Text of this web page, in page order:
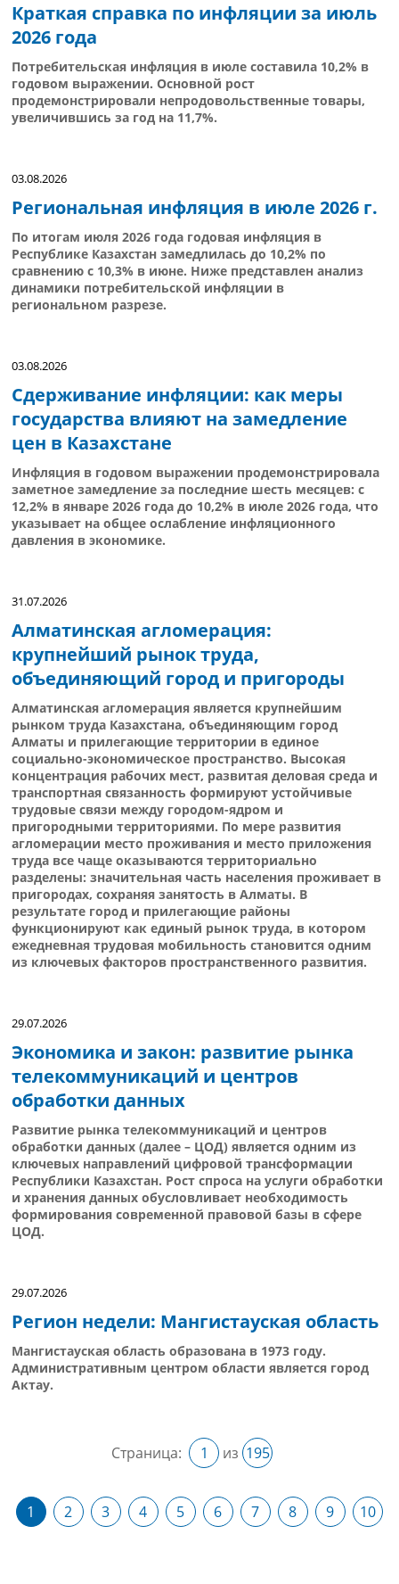
Краткая справка по инфляции за июль
2026 года
Потребительская инфляция в июле составила 10,2% в
годовом выражении. Основной рост
продемонстрировали непродовольственные товары,
увеличившись за год на 11,7%.
03.08.2026
Региональная инфляция в июле 2026 г.
По итогам июля 2026 года годовая инфляция в
Республике Казахстан замедлилась до 10,2% по
сравнению с 10,3% в июне. Ниже представлен анализ
динамики потребительской инфляции в
региональном разрезе.
03.08.2026
Сдерживание инфляции: как меры
государства влияют на замедление
цен в Казахстане
Инфляция в годовом выражении продемонстрировала
заметное замедление за последние шесть месяцев: с
12,2% в январе 2026 года до 10,2% в июле 2026 года, что
указывает на общее ослабление инфляционного
давления в экономике.
31.07.2026
Алматинская агломерация:
крупнейший рынок труда,
объединяющий город и пригороды
Алматинская агломерация является крупнейшим
рынком труда Казахстана, объединяющим город
Алматы и прилегающие территории в единое
социально-экономическое пространство. Высокая
концентрация рабочих мест, развитая деловая среда и
транспортная связанность формируют устойчивые
трудовые связи между городом-ядром и
пригородными территориями. По мере развития
агломерации место проживания и место приложения
труда все чаще оказываются территориально
разделены: значительная часть населения проживает в
пригородах, сохраняя занятость в Алматы. В
результате город и прилегающие районы
функционируют как единый рынок труда, в котором
ежедневная трудовая мобильность становится одним
из ключевых факторов пространственного развития.
29.07.2026
Экономика и закон: развитие рынка
телекоммуникаций и центров
обработки данных
Развитие рынка телекоммуникаций и центров
обработки данных (далее – ЦОД) является одним из
ключевых направлений цифровой трансформации
Республики Казахстан. Рост спроса на услуги обработки
и хранения данных обусловливает необходимость
формирования современной правовой базы в сфере
ЦОД.
29.07.2026
Регион недели: Мангистауская область
Мангистауская область образована в 1973 году.
Административным центром области является город
Актау.
Страница: 1 из 195
1 2 3 4 5 6 7 8 9 10